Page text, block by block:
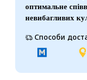
оптимальне
невибагливих
Способи